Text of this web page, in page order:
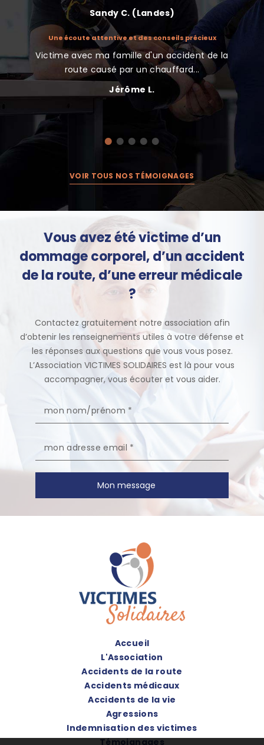
Sandy C. (Landes)
Une écoute attentive et des conseils précieux
Victime avec ma famille d'un accident de la
route causé par un chauffard...
Jérôme L.
VOIR TOUS NOS TÉMOIGNAGES
Vous avez été victime d’un
dommage corporel, d’un accident
de la route, d’une erreur médicale
?
Contactez gratuitement notre association afin
d’obtenir les renseignements utiles à votre défense et
les réponses aux questions que vous vous posez.
L’Association VICTIMES SOLIDAIRES est là pour vous
accompagner, vous écouter et vous aider.
Mon message
Accueil
L'Association
Accidents de la route
Accidents médicaux
Accidents de la vie
Agressions
Indemnisation des victimes
Témoignages